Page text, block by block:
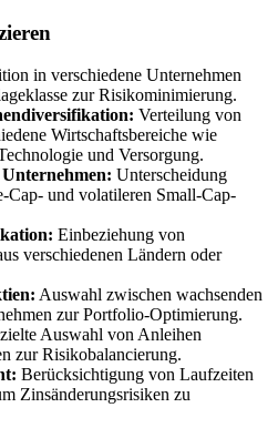
in verschiedene Unternehmen
zur Risikominimierung.
Verteilung von
Wirtschaftsbereiche wie
und Versorgung.
Unterscheidung
Cap- und volatileren Small-Cap-
Einbeziehung von
verschiedenen Ländern oder
Auswahl zwischen wachsenden
zur Portfolio-Optimierung.
Auswahl von Anleihen
zur Risikobalancierung.
Berücksichtigung von Laufzeiten
Zinsänderungsrisiken zu